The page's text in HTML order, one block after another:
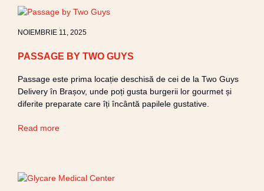
NOIEMBRIE 11, 2025
PASSAGE BY TWO GUYS
Passage este prima locație deschisă de cei de la Two Guys
Delivery în Brașov, unde poți gusta burgerii lor gourmet și
diferite preparate care îți încântă papilele gustative.
Read more